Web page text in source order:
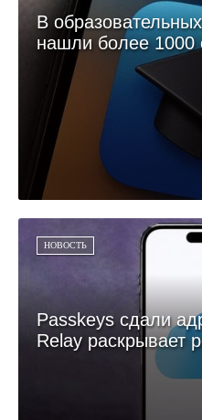
В
нашли более 1000
НОВОСТЬ
Passkeys сдали
Relay раскрывает